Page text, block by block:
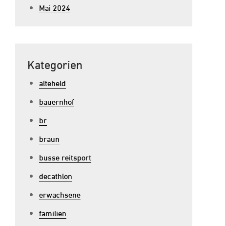
Mai 2024
Kategorien
alteheld
bauernhof
br
braun
busse reitsport
decathlon
erwachsene
familien